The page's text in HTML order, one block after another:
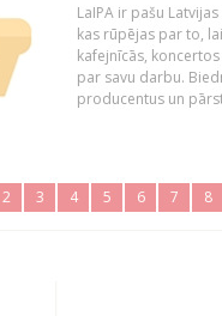
LaIPA ir pašu
kas rūpējas par to,
kafejnīcās,
par savu darbu.
producentus un
2 3 4 5 6 7 8